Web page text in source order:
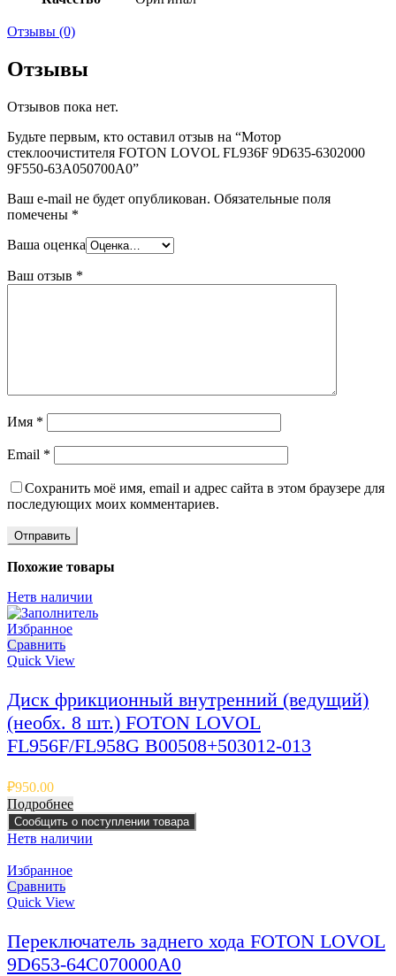
Отзывы (0)
Отзывы
Отзывов пока нет.
Будьте первым, кто оставил отзыв на “Мотор
стеклоочистителя FOTON LOVOL FL936F 9D635-6302000
9F550-63A050700A0”
Ваш e-mail не будет опубликован. Обязательные поля
помечены *
Ваша оценка
Ваш отзыв *
Имя *
Email *
Сохранить моё имя, email и адрес сайта в этом браузере для
последующих моих комментариев.
Похожие товары
Нетв наличии
Избранное
Сравнить
Quick View
Диск фрикционный внутренний (ведущий)
(необх. 8 шт.) FOTON LOVOL
FL956F/FL958G B00508+503012-013
₽950.00
Подробнее
Сообщить о поступлении товара
Нетв наличии
Избранное
Сравнить
Quick View
Переключатель заднего хода FOTON LOVOL
9D653-64C070000A0